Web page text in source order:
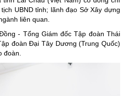
UBND tỉnh; lãnh đạo Sở Xây dựng
liên quan.
- Tổng Giám đốc Tập đoàn Thái
đoàn Đại Tây Dương (Trung Quốc)
đoàn.